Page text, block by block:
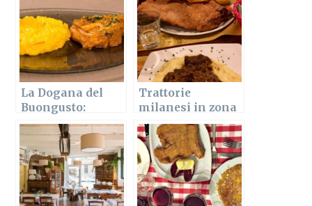
La Dogana del
Buongusto:
cucina milanese
in Colonne
Trattorie
milanesi in zona
Bocconi: Amici
Miei e Acquabella